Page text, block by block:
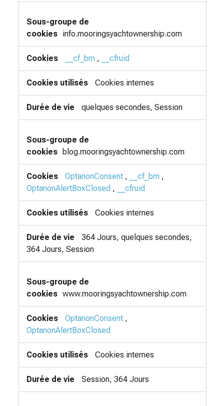
info.mooringsyachtownership.com
__cf_bm , __cfruid
Cookies internes
quelques secondes, Session
blog.mooringsyachtownership.com
OptanonConsent , __cf_bm ,
OptanonAlertBoxClosed , __cfruid
Cookies internes
364 Jours, quelques secondes,
364 Jours, Session
www.mooringsyachtownership.com
OptanonConsent ,
OptanonAlertBoxClosed
Cookies internes
Session, 364 Jours